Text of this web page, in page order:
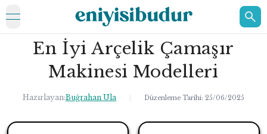
open navigation menu
ELEKTRONİK
KOZMETİK
HAKKIMIZDA
En İyi Arçelik Çamaşır
Makinesi Modelleri
Hazırlayan:Buğrahan Ula Düzenleme Tarihi: 25/06/2025